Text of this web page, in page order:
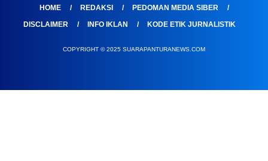
HOME REDAKSI
PEDOMAN MEDIA SIBER
DISCLAIMER
INFO IKLAN KODE ETIK JURNALISTIK
COPYRIGHT © 2025 SUARAPANTURANEWS.COM